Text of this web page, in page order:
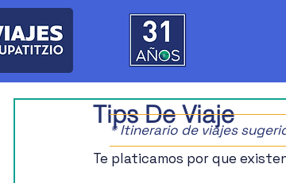
Tips De Viaje
Te platicamos por que
* Itinerario de viajes